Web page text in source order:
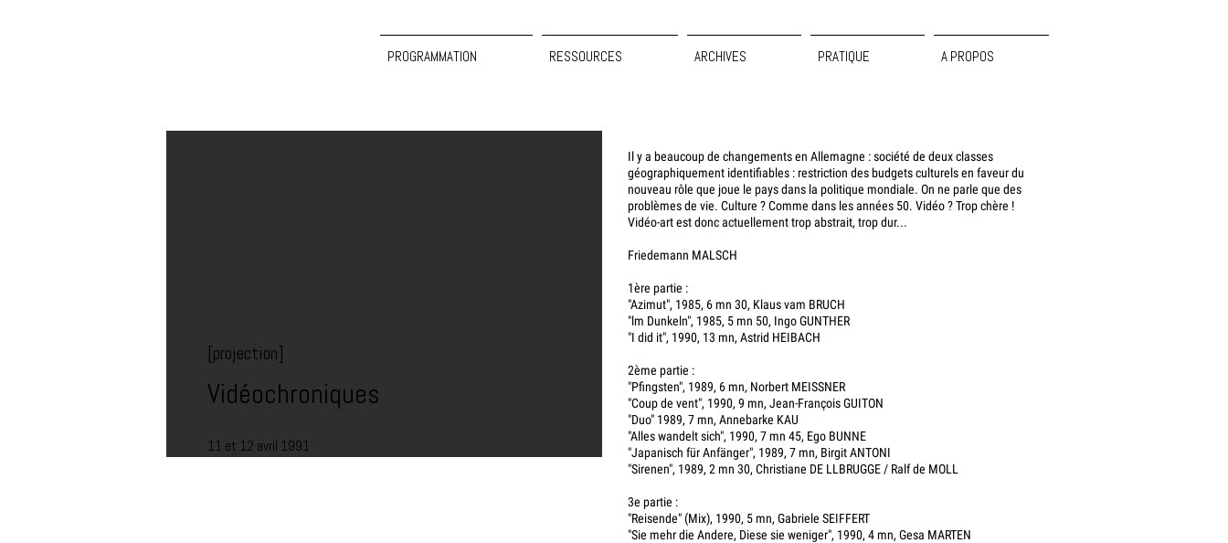
PROGRAMMATION RESSOURCES ARCHIVES PRATIQUE A PROPOS
[projection]
Vidéochroniques
11 et 12 avril 1991
Il y a beaucoup de changements en Allemagne : société de deux classes
géographiquement identifiables : restriction des budgets culturels en faveur du
nouveau rôle que joue le pays dans la politique mondiale. On ne parle que des
problèmes de vie. Culture ? Comme dans les années 50. Vidéo ? Trop chère !
Vidéo-art est donc actuellement trop abstrait, trop dur...
Friedemann MALSCH
1ère partie :
"Azimut", 1985, 6 mn 30, Klaus vam BRUCH
"lm Dunkeln", 1985, 5 mn 50, Ingo GUNTHER
"I did it", 1990, 13 mn, Astrid HEIBACH
2ème partie :
"Pfingsten", 1989, 6 mn, Norbert MEISSNER
"Coup de vent", 1990, 9 mn, Jean-François GUITON
"Duo" 1989, 7 mn, Annebarke KAU
"Alles wandelt sich", 1990, 7 mn 45, Ego BUNNE
"Japanisch für Anfänger", 1989, 7 mn, Birgit ANTONI
"Sirenen", 1989, 2 mn 30, Christiane DE LLBRUGGE / Ralf de MOLL
3e partie :
"Reisende" (Mix), 1990, 5 mn, Gabriele SEIFFERT
"Sie mehr die Andere, Diese sie weniger", 1990, 4 mn, Gesa MARTEN